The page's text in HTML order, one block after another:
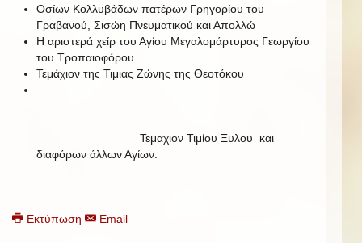
Οσίων Κολλυβάδων πατέρων Γρηγορίου του
Γραβανού, Σισώη Πνευματικού και Απολλώ
Η αριστερά χείρ του Αγίου Μεγαλομάρτυρος Γεωργίου
του Τροπαιοφόρου
Τεμάχιον της Τιμιας Ζώνης της Θεοτόκου
Τεμαχιον Τιμίου Ξυλου και
διαφόρων άλλων Αγίων.
Εκτύπωση Email